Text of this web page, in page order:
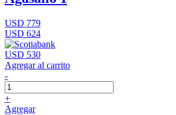
USD 779
USD 624
USD 530
Agregar al carrito
-
+
Agregar